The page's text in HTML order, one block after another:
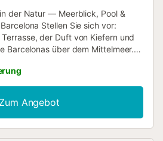
der Natur — Meerblick, Pool &
Stellen Sie sich vor:
der Duft von Kiefern und
Barcelonas über dem Mittelmeer.
Küste, eingebettet zwischen
Naturpark. Die Villa
Holzvilla (±120 m²) bietet alles für
verwöhnenden Aufenthalt: 2
Doppelbett, eines flexibel als
Zum Angebot